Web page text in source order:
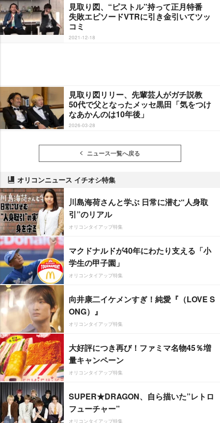
見取り図、“ピストル”持って正月特番
失敗エピソードVTRに引き金引いてツッ
コミ
2021-12-18
見取り図リリー、先輩芸人がガチ説教
50代で父となったメッセ黒田「気をつけ
なあかんのは10年後」
2026-03-28
ニュース一覧へ戻る
オリコンニュース イチオシ特集
川島海荷さんと学ぶ 日常に潜む“人身取
引”のリアル
オリコンタイアップ特集
マクドナルドが40年にわたり支える「小
学生の甲子園」
オリコンタイアップ特集
向井康二イケメンすぎ！純愛『（LOVE S
ONG）』
オリコンタイアップ特集
大好評につき再び！ファミマ名物45％増
量キャンペーン
オリコンタイアップ特集
SUPER★DRAGON、自ら描いた”レトロ
フューチャー”
オリコンタイアップ特集